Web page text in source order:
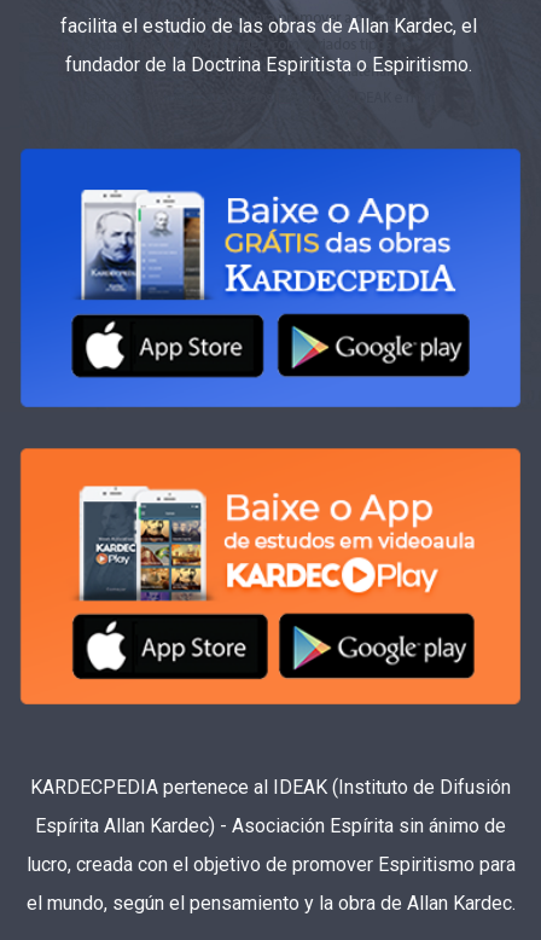
facilita el estudio de las obras de Allan Kardec, el
fundador de la Doctrina Espiritista o Espiritismo.
KARDECPEDIA pertenece al IDEAK (Instituto de Difusión
Espírita Allan Kardec) - Asociación Espírita sin ánimo de
lucro, creada con el objetivo de promover Espiritismo para
el mundo, según el pensamiento y la obra de Allan Kardec.